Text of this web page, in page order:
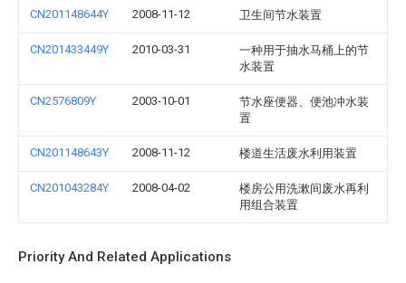
CN201148644Y 2008-11-12 卫生间节水装置
CN201433449Y 2010-03-31
一种用于抽水马桶上的节
水装置
CN2576809Y 2003-10-01
节水座便器、便池冲水装
置
CN201148643Y 2008-11-12 楼道生活废水利用装置
CN201043284Y 2008-04-02
楼房公用洗漱间废水再利
用组合装置
Priority And Related Applications